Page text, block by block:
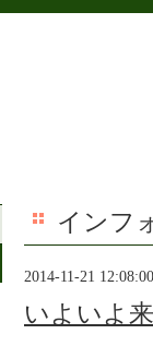
インフ
2014-11-21 12:08:00
いよいよ